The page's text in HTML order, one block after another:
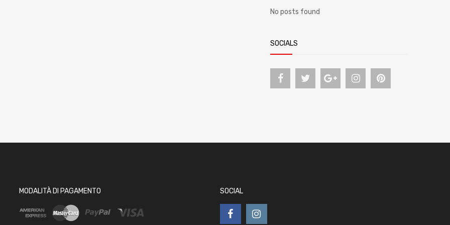
No posts found
SOCIALS
MODALITÀ DI PAGAMENTO SOCIAL